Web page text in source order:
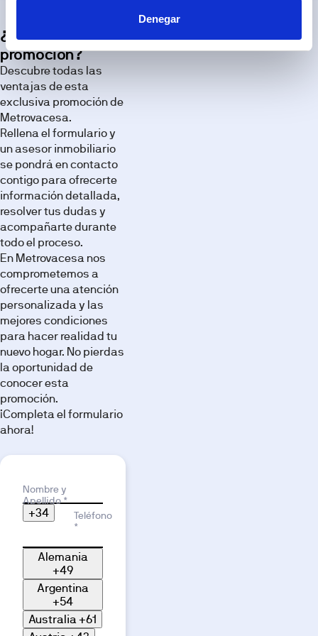
Denegar
¿Te interesa esta
promoción?
Descubre todas las
ventajas de esta
exclusiva promoción de
Metrovacesa.
Rellena el formulario y
un asesor inmobiliario
se pondrá en contacto
contigo para ofrecerte
información detallada,
resolver tus dudas y
acompañarte durante
todo el proceso.
En Metrovacesa nos
comprometemos a
ofrecerte una atención
personalizada y las
mejores condiciones
para hacer realidad tu
nuevo hogar. No pierdas
la oportunidad de
conocer esta
promoción.
¡Completa el formulario
ahora!
Nombre y
Apellido *
+34
Alemania
+49
Argentina
+54
Australia+61
Teléfono
*
Motivo de interés
los
espacios
de esta
promoción
a través
de
nuestra
galería de
imágenes.